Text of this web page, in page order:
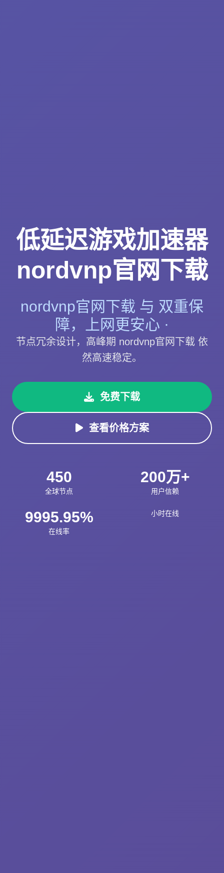
低延迟游戏加速器
nordvnp官网下载
nordvnp官网下载 与 双重保
障，上网更安心 ·
节点冗余设计，高峰期 nordvnp官网下载 依
然高速稳定。
免费下载
查看价格方案
450
全球节点
200万+
用户信赖
9995.95%
在线率
小时在线